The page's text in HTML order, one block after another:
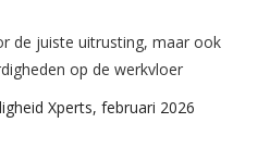
de juiste uitrusting, maar ook
op de werkvloer
Xperts, februari 2026